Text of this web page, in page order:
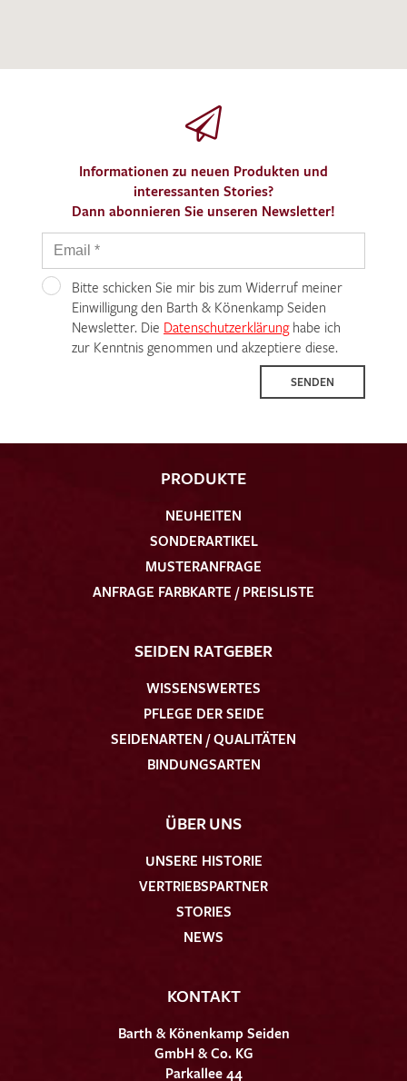
Informationen zu neuen Produkten und
interessanten Stories?
Dann abonnieren Sie unseren Newsletter!
Bitte schicken Sie mir bis zum Widerruf meiner
Einwilligung den Barth & Könenkamp Seiden
Newsletter. Die Datenschutzerklärunghabe ich
zur Kenntnis genommen und akzeptiere diese.
SENDEN
PRODUKTE
NEUHEITEN
SONDERARTIKEL
MUSTERANFRAGE
ANFRAGE FARBKARTE / PREISLISTE
SEIDEN RATGEBER
WISSENSWERTES
PFLEGE DER SEIDE
SEIDENARTEN / QUALITÄTEN
BINDUNGSARTEN
ÜBER UNS
UNSERE HISTORIE
VERTRIEBSPARTNER
STORIES
NEWS
KONTAKT
Barth & Könenkamp Seiden
GmbH & Co. KG
Parkallee 44